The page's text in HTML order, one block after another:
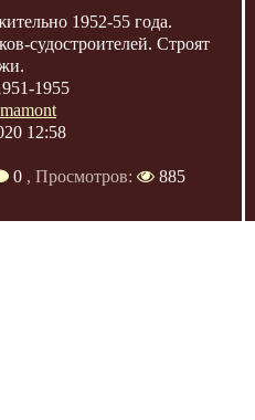
1952-55 года.
судостроителей. Строят
1955
mamont
12:58
0 , Просмотров:
885